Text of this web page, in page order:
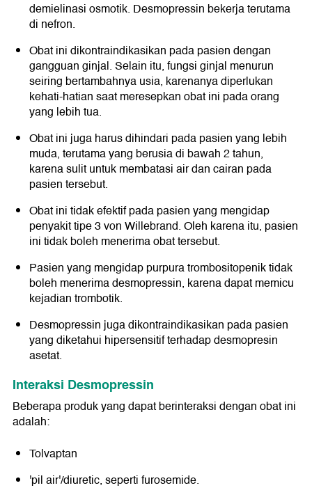
demielinasi osmotik. Desmopressin bekerja terutama
di nefron.
Obat ini dikontraindikasikan pada pasien dengan
gangguan ginjal. Selain itu, fungsi ginjal menurun
seiring bertambahnya usia, karenanya diperlukan
kehati-hatian saat meresepkan obat ini pada orang
yang lebih tua.
Obat ini juga harus dihindari pada pasien yang lebih
muda, terutama yang berusia di bawah 2 tahun,
karena sulit untuk membatasi air dan cairan pada
pasien tersebut.
Obat ini tidak efektif pada pasien yang mengidap
penyakit tipe 3 von Willebrand. Oleh karena itu, pasien
ini tidak boleh menerima obat tersebut.
Pasien yang mengidap purpura trombositopenik tidak
boleh menerima desmopressin, karena dapat memicu
kejadian trombotik.
Desmopressin juga dikontraindikasikan pada pasien
yang diketahui hipersensitif terhadap desmopresin
asetat.
Interaksi Desmopressin
Beberapa produk yang dapat berinteraksi dengan obat ini
adalah:
Tolvaptan
'pil air'/diuretic, seperti furosemide.